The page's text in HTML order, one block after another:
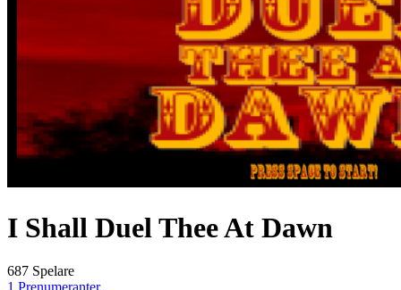
I Shall Duel Thee At Dawn
687 Spelare